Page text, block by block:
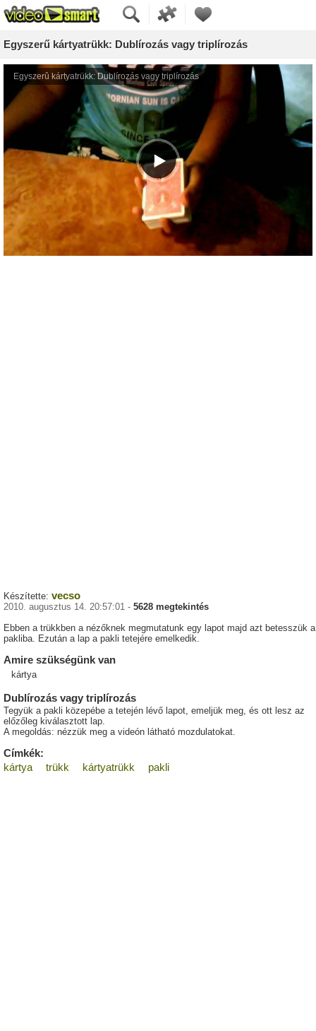
Egyszerű kártyatrükk: Dublírozás vagy triplírozás
Készítette: vecso
2010. augusztus 14. 20:57:01 - 5628 megtekintés
Ebben a trükkben a nézőknek megmutatunk egy lapot majd azt betesszük a
pakliba. Ezután a lap a pakli tetejére emelkedik.
Amire szükségünk van
kártya
Dublírozás vagy triplírozás
Tegyük a pakli közepébe a tetején lévő lapot, emeljük meg, és ott lesz az
előzőleg kiválasztott lap.
A megoldás: nézzük meg a videón látható mozdulatokat.
Címkék:
kártya
trükk kártyatrükk pakli